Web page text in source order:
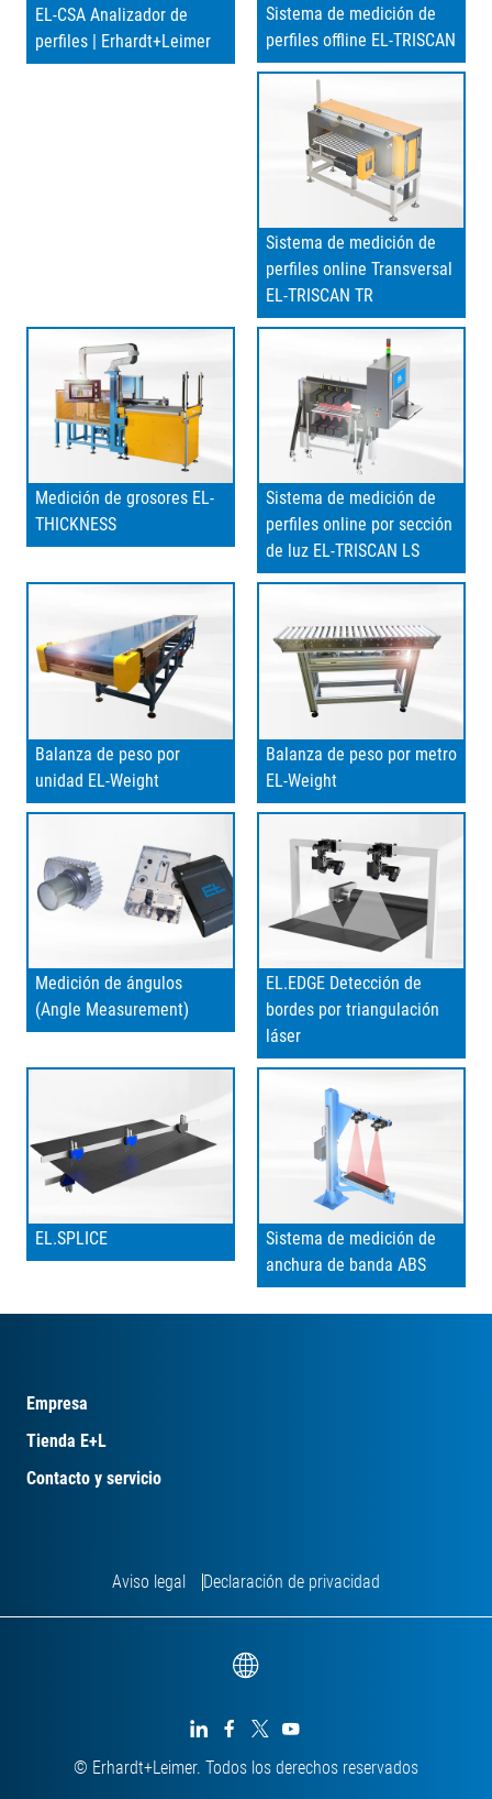
EL-CSA Analizador de
perfiles | Erhardt+Leimer
Sistema de medición de
perfiles offline EL-TRISCAN
Sistema de medición de
perfiles online Transversal
EL-TRISCAN TR
Medición de grosores EL-
THICKNESS
Sistema de medición de
perfiles online por sección
de luz EL-TRISCAN LS
Balanza de peso por
unidad EL-Weight
Balanza de peso por metro
EL-Weight
Medición de ángulos
(Angle Measurement)
EL.EDGE Detección de
bordes por triangulación
láser
EL.SPLICE
Sistema de medición de
anchura de banda ABS
Empresa
Tienda E+L
Contacto y servicio
© Erhardt+Leimer. Todos los derechos reservados
Aviso legal Declaración de privacidad
   